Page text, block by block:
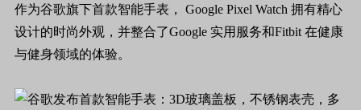
作为谷歌旗下首款智能手表， Google Pixel Watch 拥有精心
设计的时尚外观，并整合了Google 实用服务和Fitbit 在健康
与健身领域的体验。